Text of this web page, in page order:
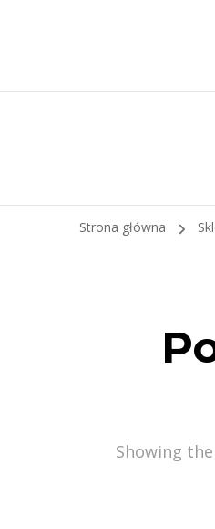
Strona główna
Showing